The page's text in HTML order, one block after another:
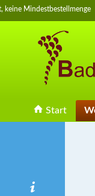
Mindestbestellmenge
Start